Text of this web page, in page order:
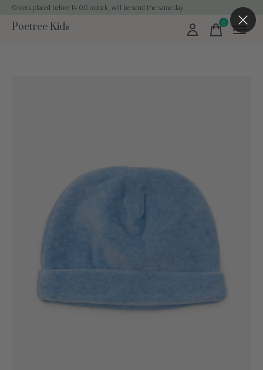
Orders placed before 14:00 o'clock, will be send the same day
Poetree Kids 0items